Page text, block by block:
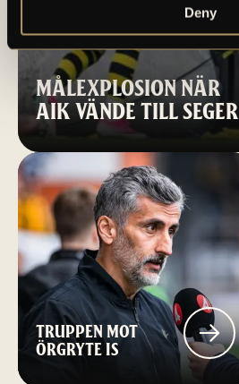
Deny
MÅLEXPLOSION NÄR
AIK VÄNDE TILL SEGER
TRUPPEN MOT
ÖRGRYTE IS